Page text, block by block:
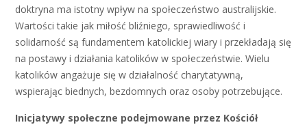
doktryna ma istotny wpływ na społeczeństwo australijskie.
Wartości takie jak miłość bliźniego, sprawiedliwość i
solidarność są fundamentem katolickiej wiary i przekładają się
na postawy i działania katolików w społeczeństwie. Wielu
katolików angażuje się w działalność charytatywną,
wspierając biednych, bezdomnych oraz osoby potrzebujące.
Inicjatywy społeczne podejmowane przez Kościół